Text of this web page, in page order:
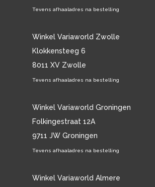
Tevens afhaaladres na bestelling
Winkel Variaworld Zwolle
Klokkensteeg 6
8011 XV Zwolle
Tevens afhaaladres na bestelling
Winkel Variaworld Groningen
Folkingestraat 12A
9711 JW Groningen
Tevens afhaaladres na bestelling
Winkel Variaworld Almere